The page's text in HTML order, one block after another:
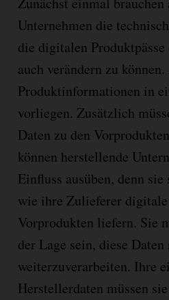
Unternehmen die
die digitalen
auch verändern zu
Produktinformationen in
vorliegen. Zusätzlich
Daten zu den
können herstellende
Einfluss ausüben, denn
wie ihre Zulieferer digitale
Vorprodukten liefern. Sie
der Lage sein, diese
weiterzuverarbeiten. Ihre
Herstellerdaten müssen